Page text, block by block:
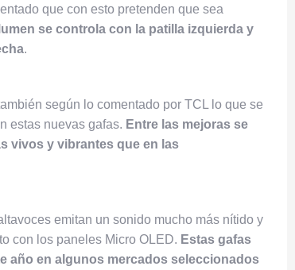
que con esto pretenden que sea
se controla con la patilla izquierda y
.
según lo comentado por TCL lo que se
estas nuevas gafas. Entre las mejoras se
vivos y vibrantes que en las
emitan un sonido mucho más nítido y
con los paneles Micro OLED. Estas gafas
año en algunos mercados seleccionados